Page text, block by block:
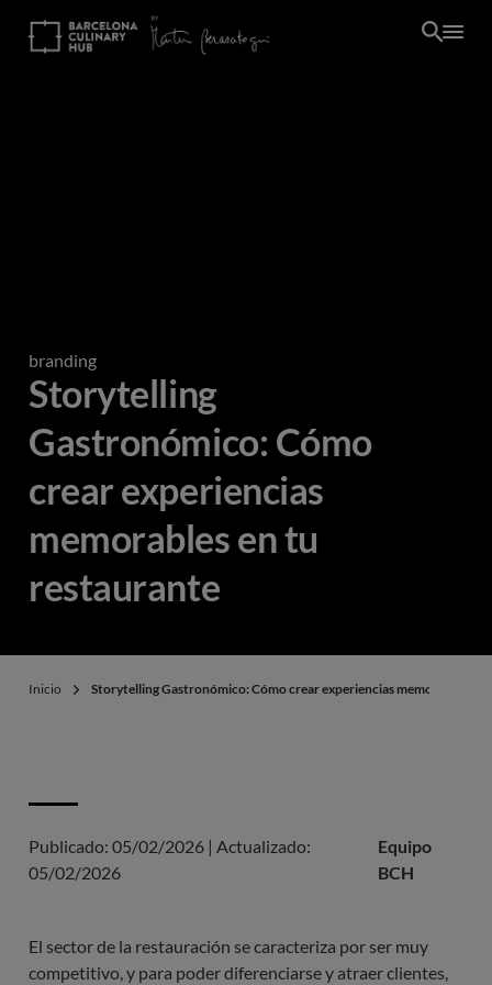
branding
Storytelling
Gastronómico: Cómo
crear experiencias
memorables en tu
restaurante
Inicio Storytelling Gastronómico: Cómo crear experiencias memorables en
Publicado: 05/02/2026 | Actualizado:
05/02/2026
Equipo
BCH
El sector de la restauración se caracteriza por ser muy
competitivo, y para poder diferenciarse y atraer clientes,